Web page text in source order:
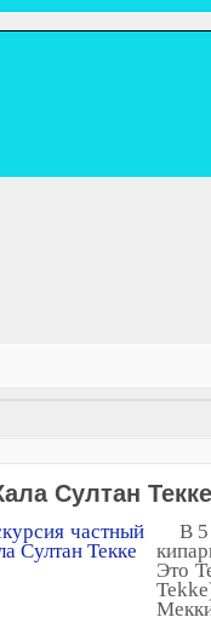
Султан Текке
В 5
Это